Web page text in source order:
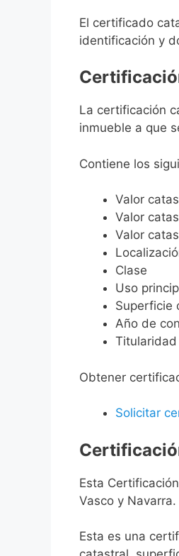
El certificado
identificación y
La certificación
inmueble a que
Contiene los
Valor
Valor
Valor
Clase
Uso
Superficie
Año de
Obtener
Solicitar
Esta
Vasco y Navarra.
Esta es una